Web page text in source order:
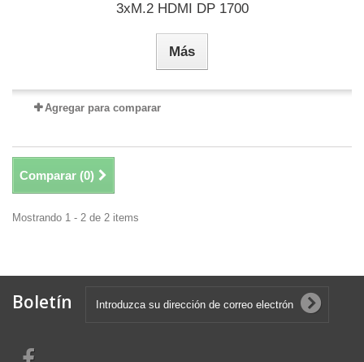
3xM.2 HDMI DP 1700
Más
Agregar para comparar
Comparar (0)
Mostrando 1 - 2 de 2 items
Boletín